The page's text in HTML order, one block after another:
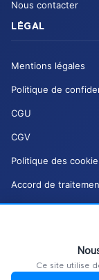
Nous contacter
LÉGAL
Mentions légales
Politique de
CGU
CGV
Politique des
Accord de
Charte de
Gérer mes cookies
Ce site utilise